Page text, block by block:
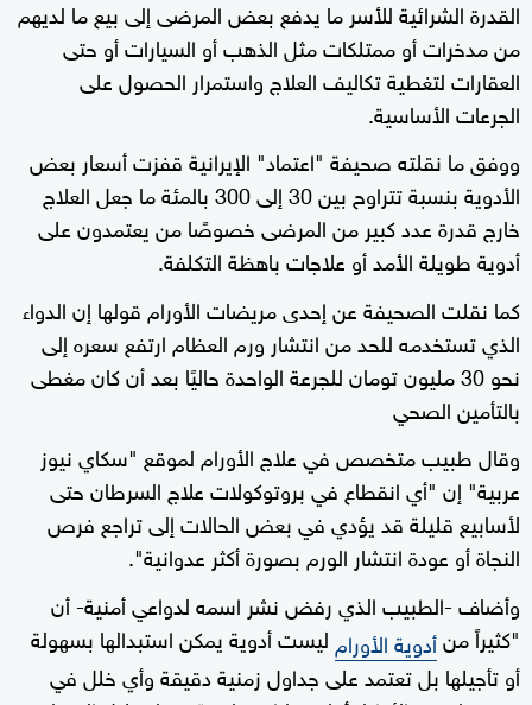
القدرة الشرائية للأسر ما يدفع بعض المرضى إلى بيع ما لديهم
من مدخرات أو ممتلكات مثل الذهب أو السيارات أو حتى
العقارات لتغطية تكاليف العلاج واستمرار الحصول على
الجرعات الأساسية.
ووفق ما نقلته صحيفة "اعتماد" الإيرانية قفزت أسعار بعض
الأدوية بنسبة تتراوح بين 30 إلى 300 بالمئة ما جعل العلاج
خارج قدرة عدد كبير من المرضى خصوصًا من يعتمدون على
أدوية طويلة الأمد أو علاجات باهظة التكلفة.
كما نقلت الصحيفة عن إحدى مريضات الأورام قولها إن الدواء
الذي تستخدمه للحد من انتشار ورم العظام ارتفع سعره إلى
نحو 30 مليون تومان للجرعة الواحدة حاليًا بعد أن كان مغطى
بالتأمين الصحي
وقال طبيب متخصص في علاج الأورام لموقع "سكاي نيوز
عربية" إن "أي انقطاع في بروتوكولات علاج السرطان حتى
لأسابيع قليلة قد يؤدي في بعض الحالات إلى تراجع فرص
النجاة أو عودة انتشار الورم بصورة أكثر عدوانية".
وأضاف -الطبيب الذي رفض نشر اسمه لدواعي أمنية- أن
"كثيراً منأدوية الأورامليست أدوية يمكن استبدالها بسهولة
أو تأجيلها بل تعتمد على جداول زمنية دقيقة وأي خلل في